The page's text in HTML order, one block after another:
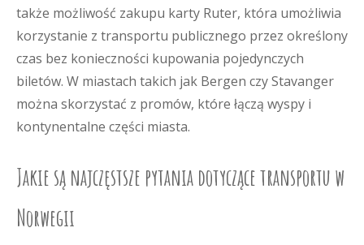
także możliwość zakupu karty Ruter, która umożliwia
korzystanie z transportu publicznego przez określony
czas bez konieczności kupowania pojedynczych
biletów. W miastach takich jak Bergen czy Stavanger
można skorzystać z promów, które łączą wyspy i
kontynentalne części miasta.
Jakie są najczęstsze pytania dotyczące transportu w
Norwegii